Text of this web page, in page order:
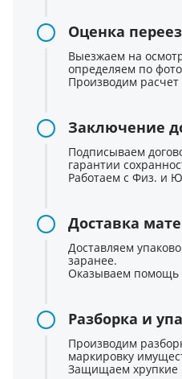
Оценка
Выезжаем на
определяем по
Производим расчет
Заключение
Подписываем
гарантии
Работаем с Физ. и
Доставка
Доставляем
заранее.
Оказываем помощь
Разборка и
Производим
маркировку
Защищаем хрупкие